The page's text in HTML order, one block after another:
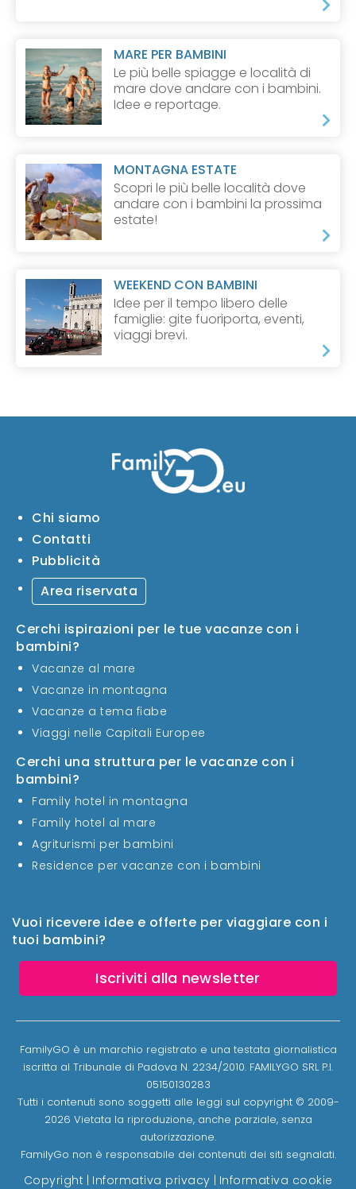
MARE PER BAMBINI
Le più belle spiagge e località di
mare dove andare con i bambini.
Idee e reportage.
MONTAGNA ESTATE
Scopri le più belle località dove
andare con i bambini la prossima
estate!
WEEKEND CON BAMBINI
Idee per il tempo libero delle
famiglie: gite fuoriporta, eventi,
viaggi brevi.
Vuoi ricevere idee e offerte per viaggiare con i
tuoi bambini?
Iscriviti alla newsletter
Chi siamo
Contatti
Pubblicità
Area riservata
Cerchi ispirazioni per le tue vacanze con i
bambini?
Vacanze al mare
Vacanze in montagna
Vacanze a tema fiabe
Viaggi nelle Capitali Europee
Cerchi una struttura per le vacanze con i
bambini?
Family hotel in montagna
Family hotel al mare
Agriturismi per bambini
Residence per vacanze con i bambini
FamilyGO è un marchio registrato e una testata giornalistica
iscritta al Tribunale di Padova N. 2234/2010. FAMILYGO SRL P.I.
05150130283
Tutti i contenuti sono soggetti alle leggi sul copyright © 2009-
2026 Vietata la riproduzione, anche parziale, senza
autorizzazione.
FamilyGo non è responsabile dei contenuti dei siti segnalati.
Copyright Informativa privacy Informativa cookie